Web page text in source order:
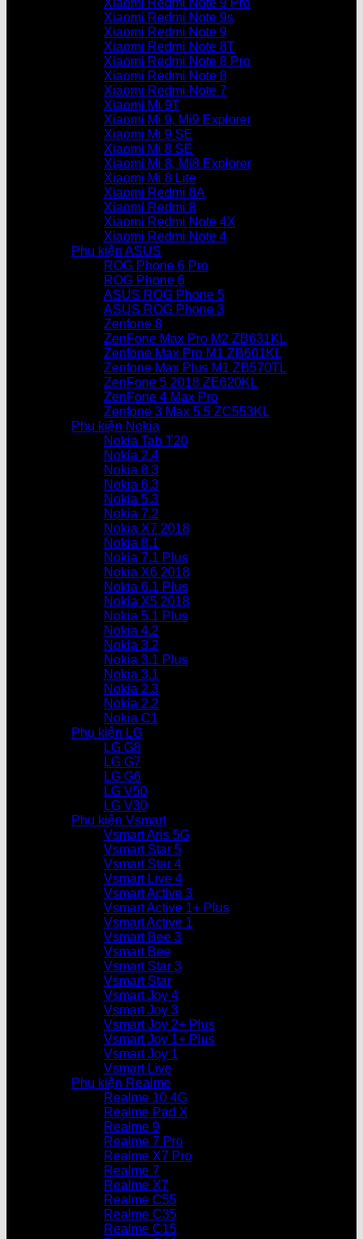
Xiaomi Redmi Note 9 Pro
Xiaomi Redmi Note 9s
Xiaomi Redmi Note 9
Xiaomi Redmi Note 8T
Xiaomi Redmi Note 8 Pro
Xiaomi Redmi Note 8
Xiaomi Redmi Note 7
Xiaomi Mi 9T
Xiaomi Mi 9, Mi9 Explorer
Xiaomi Mi 9 SE
Xiaomi Mi 8 SE
Xiaomi Mi 8, Mi8 Explorer
Xiaomi Mi 8 Lite
Xiaomi Redmi 8A
Xiaomi Redmi 8
Xiaomi Redmi Note 4X
Xiaomi Redmi Note 4
Phụ kiện ASUS
ROG Phone 6 Pro
ROG Phone 6
ASUS ROG Phone 5
ASUS ROG Phone 3
Zenfone 8
ZenFone Max Pro M2 ZB631KL
Zenfone Max Pro M1 ZB601KL
Zenfone Max Plus M1 ZB570TL
ZenFone 5 2018 ZE620KL
ZenFone 4 Max Pro
Zenfone 3 Max 5.5 ZC553KL
Phụ kiện Nokia
Nokia Tab T20
Nokia 2.4
Nokia 8.3
Nokia 6.3
Nokia 5.3
Nokia 7.2
Nokia X7 2018
Nokia 8.1
Nokia 7.1 Plus
Nokia X6 2018
Nokia 6.1 Plus
Nokia X5 2018
Nokia 5.1 Plus
Nokia 4.2
Nokia 3.2
Nokia 3.1 Plus
Nokia 3.1
Nokia 2.3
Nokia 2.2
Nokia C1
Phụ kiện LG
LG G8
LG G7
LG G6
LG V50
LG V30
Phụ kiện Vsmart
Vsmart Aris 5G
Vsmart Star 5
Vsmart Star 4
Vsmart Live 4
Vsmart Active 3
Vsmart Active 1+ Plus
Vsmart Active 1
Vsmart Bee 3
Vsmart Bee
Vsmart Star 3
Vsmart Star
Vsmart Joy 4
Vsmart Joy 3
Vsmart Joy 2+ Plus
Vsmart Joy 1+ Plus
Vsmart Joy 1
Vsmart Live
Phụ kiện Realme
Realme 10 4G
Realme Pad X
Realme 9
Realme 7 Pro
Realme X7 Pro
Realme 7
Realme X7
Realme C55
Realme C35
Realme C15